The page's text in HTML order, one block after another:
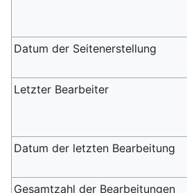
Datum der Seitenerstellung
Letzter Bearbeiter
Datum der letzten Bearbeitung
Gesamtzahl der Bearbeitungen